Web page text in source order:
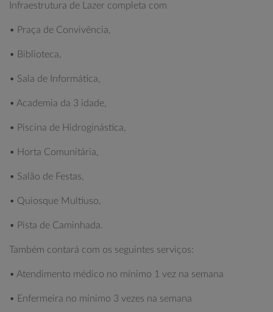
Infraestrutura de Lazer completa com
• Praça de Convivência,
• Biblioteca,
• Sala de Informática,
• Academia da 3 idade,
• Piscina de Hidroginástica,
• Horta Comunitária,
• Salão de Festas,
• Quiosque Multiuso,
• Pista de Caminhada.
Também contará com os seguintes serviços:
• Atendimento médico no mínimo 1 vez na semana
• Enfermeira no mínimo 3 vezes na semana